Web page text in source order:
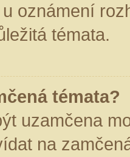
oznámení
témata.
témata?
uzamčena
na